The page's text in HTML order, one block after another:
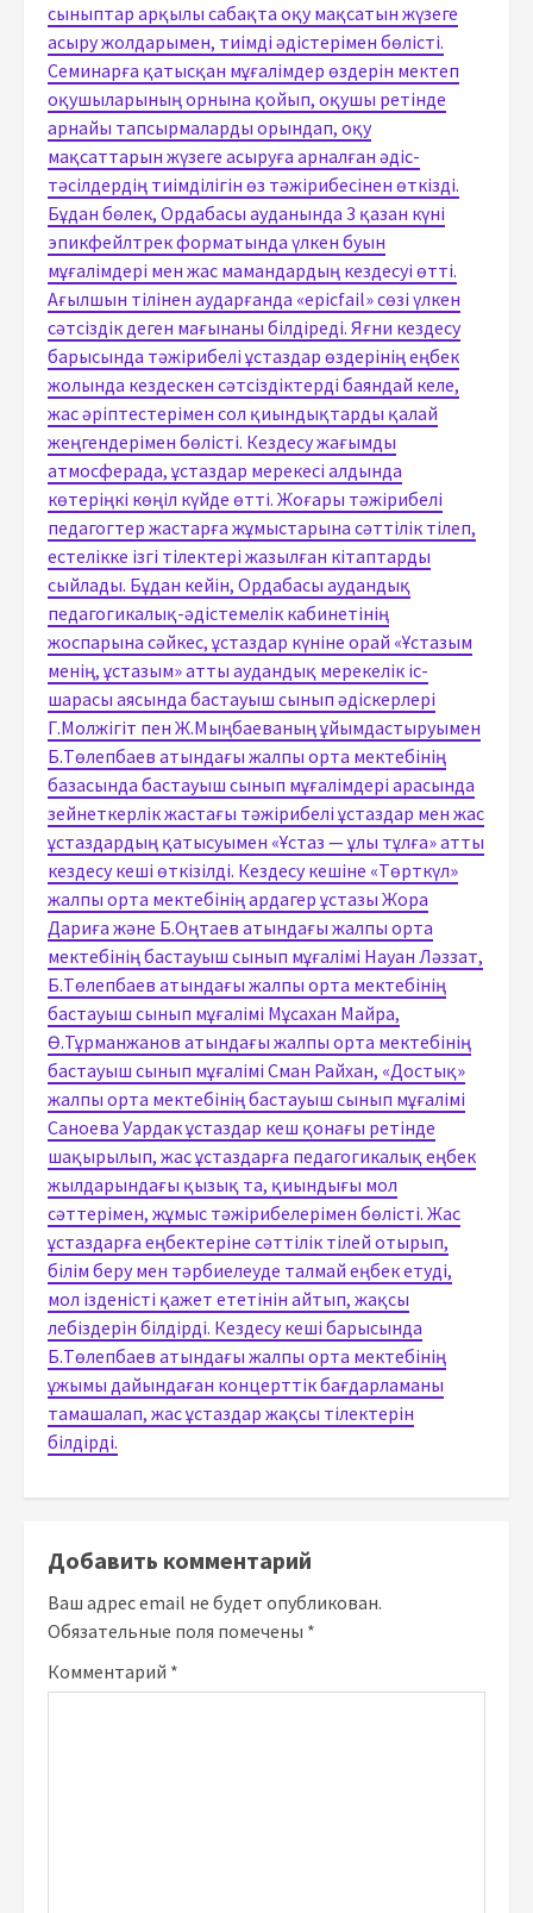
сыныптар арқылы сабақта оқу мақсатын жүзеге
асыру жолдарымен, тиімді әдістерімен бөлісті.
Семинарға қатысқан мұғалімдер өздерін мектеп
оқушыларының орнына қойып, оқушы ретінде
арнайы тапсырмаларды орындап, оқу
мақсаттарын жүзеге асыруға арналған әдіс-
тәсілдердің тиімділігін өз тәжірибесінен өткізді.
Бұдан бөлек, Ордабасы ауданында 3 қазан күні
эпикфейлтрек форматында үлкен буын
мұғалімдері мен жас мамандардың кездесуі өтті.
Ағылшын тілінен аударғанда «еpicfail» сөзі үлкен
сәтсіздік деген мағынаны білдіреді. Яғни кездесу
барысында тәжірибелі ұстаздар өздерінің еңбек
жолында кездескен сәтсіздіктерді баяндай келе,
жас әріптестерімен сол қиындықтарды қалай
жеңгендерімен бөлісті. Кездесу жағымды
атмосферада, ұстаздар мерекесі алдында
көтеріңкі көңіл күйде өтті. Жоғары тәжірибелі
педагогтер жастарға жұмыстарына сәттілік тілеп,
естелікке ізгі тілектері жазылған кітаптарды
сыйлады. Бұдан кейін, Ордабасы аудандық
педагогикалық-әдістемелік кабинетінің
жоспарына сәйкес, ұстаздар күніне орай «Ұстазым
менің, ұстазым» атты аудандық мерекелік іс-
шарасы аясында бастауыш сынып әдіскерлері
Г.Молжігіт пен Ж.Мыңбаеваның ұйымдастыруымен
Б.Төлепбаев атындағы жалпы орта мектебінің
базасында бастауыш сынып мұғалімдері арасында
зейнеткерлік жастағы тәжірибелі ұстаздар мен жас
ұстаздардың қатысуымен «Ұстаз — ұлы тұлға» атты
кездесу кеші өткізілді. Кездесу кешіне «Төрткүл»
жалпы орта мектебінің ардагер ұстазы Жора
Дариға және Б.Оңтаев атындағы жалпы орта
мектебінің бастауыш сынып мұғалімі Науан Ләззат,
Б.Төлепбаев атындағы жалпы орта мектебінің
бастауыш сынып мұғалімі Мұсахан Майра,
Ө.Тұрманжанов атындағы жалпы орта мектебінің
бастауыш сынып мұғалімі Сман Райхан, «Достық»
жалпы орта мектебінің бастауыш сынып мұғалімі
Саноева Уардак ұстаздар кеш қонағы ретінде
шақырылып, жас ұстаздарға педагогикалық еңбек
жылдарындағы қызық та, қиындығы мол
сәттерімен, жұмыс тәжірибелерімен бөлісті. Жас
ұстаздарға еңбектеріне сәттілік тілей отырып,
білім беру мен тәрбиелеуде талмай еңбек етуді,
мол ізденісті қажет ететінін айтып, жақсы
лебіздерін білдірді. Кездесу кеші барысында
Б.Төлепбаев атындағы жалпы орта мектебінің
ұжымы дайындаған концерттік бағдарламаны
тамашалап, жас ұстаздар жақсы тілектерін
білдірді.
Добавить комментарий
Ваш адрес email не будет опубликован.
Обязательные поля помечены *
Комментарий *